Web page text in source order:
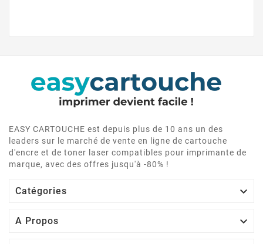
EASY CARTOUCHE est depuis plus de 10 ans un des
leaders sur le marché de vente en ligne de cartouche
d'encre et de toner laser compatibles pour imprimante de
marque, avec des offres jusqu'à -80% !
Catégories 
A Propos 